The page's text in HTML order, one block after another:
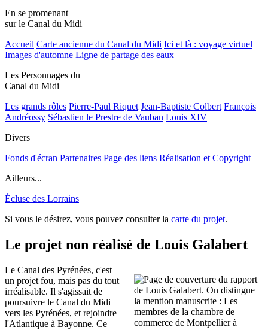
En se promenant
sur le Canal du Midi
Accueil Carte ancienne du Canal du Midi Ici et là : voyage virtuel
Images d'automne Ligne de partage des eaux
Les Personnages du
Canal du Midi
Les grands rôles Pierre-Paul Riquet Jean-Baptiste Colbert François
Andréossy Sébastien le Prestre de Vauban Louis XIV
Divers
Fonds d'écran Partenaires Page des liens Réalisation et Copyright
Ailleurs...
Écluse des Lorrains
Si vous le désirez, vous pouvez consulter la carte du projet.
Le projet non réalisé de Louis Galabert
Le Canal des Pyrénées, c'est
un projet fou, mais pas du tout
irréalisable. Il s'agissait de
poursuivre le Canal du Midi
vers les Pyrénées, et rejoindre
l'Atlantique à Bayonne. Ce